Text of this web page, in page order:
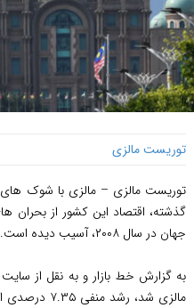
توریست مالزی
توریست مالزی – مالزی با شوک
جهان در سال ۲۰۰۸، آسیب دیده است. هر شوکی از جهات مختلف بر اقتصاد مالزی تاثیر گذاشت.
به گزارش خط بازار و به نقل از